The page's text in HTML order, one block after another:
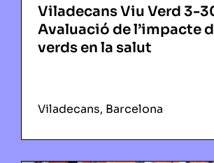
Viladecans Viu Verd 3-
Avaluació de l’impacte
verds en la salut
Viladecans, Barcelona